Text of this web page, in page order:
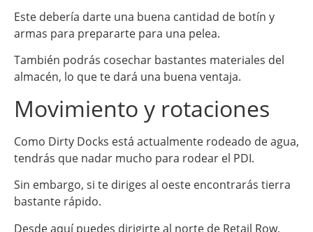
Este debería darte una buena cantidad de botín y
armas para prepararte para una pelea.
También podrás cosechar bastantes materiales del
almacén, lo que te dará una buena ventaja.
Movimiento y rotaciones
Como Dirty Docks está actualmente rodeado de agua,
tendrás que nadar mucho para rodear el PDI.
Sin embargo, si te diriges al oeste encontrarás tierra
bastante rápido.
Desde aquí puedes dirigirte al norte de Retail Row,